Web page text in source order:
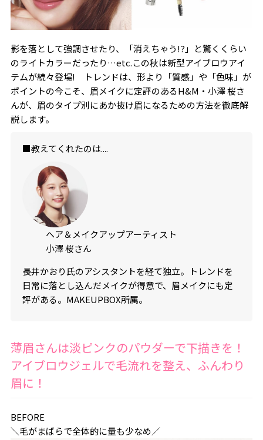
影を落として強調させたり、「消えちゃう!?」と驚くくらい
のライトカラーだったり…etc.この秋は新型アイブロウアイ
テムが続々登場! トレンドは、形より「質感」や「色味」が
ポイントの今こそ、眉メイクに定評のあるH&M・小澤 桜さ
んが、眉のタイプ別にあか抜け眉になるための方法を徹底解
説します。
■教えてくれたのは....
ヘア＆メイクアップアーティスト
小澤 桜さん
長井かおり氏のアシスタントを経て独立。トレンドを
日常に落とし込んだメイクが得意で、眉メイクにも定
評がある。MAKEUPBOX所属。
薄眉さんは淡ピンクのパウダーで下描きを！
アイブロウジェルで毛流れを整え、ふんわり
眉に！
BEFORE
＼毛がまばらで全体的に量も少なめ／